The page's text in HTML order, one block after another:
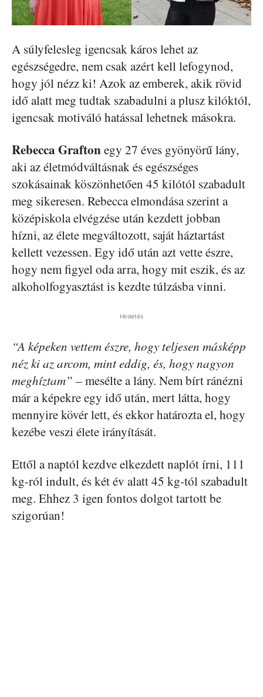
A súlyfelesleg igencsak káros lehet az
egészségedre, nem csak azért kell lefogynod,
hogy jól nézz ki! Azok az emberek, akik rövid
idő alatt meg tudtak szabadulni a plusz kilóktól,
igencsak motiváló hatással lehetnek másokra.
Rebecca Graftonegy 27 éves gyönyörű lány,
aki az életmódváltásnak és egészséges
szokásainak köszönhetően 45 kilótól szabadult
meg sikeresen. Rebecca elmondása szerint a
középiskola elvégzése után kezdett jobban
hízni, az élete megváltozott, saját háztartást
kellett vezessen. Egy idő után azt vette észre,
hogy nem figyel oda arra, hogy mit eszik, és az
alkoholfogyasztást is kezdte túlzásba vinni.
Hirdetés
“A képeken vettem észre, hogy teljesen másképp
néz ki az arcom, mint eddig, és, hogy nagyon
meghíztam” – mesélte a lány. Nem bírt ránézni
már a képekre egy idő után, mert látta, hogy
mennyire kövér lett, és ekkor határozta el, hogy
kezébe veszi élete irányítását.
Ettől a naptól kezdve elkezdett naplót írni, 111
kg-ról indult, és két év alatt 45 kg-tól szabadult
meg. Ehhez 3 igen fontos dolgot tartott be
szigorúan!